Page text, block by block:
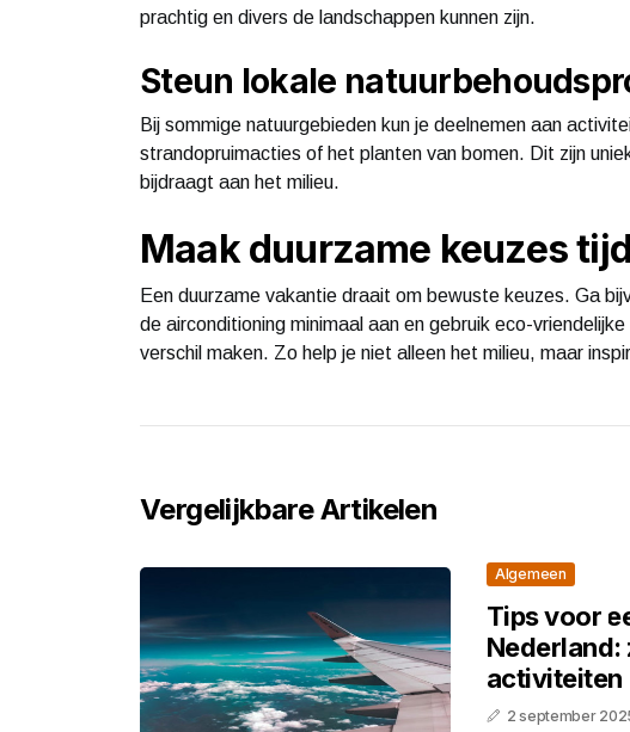
prachtig en divers de landschappen kunnen zijn.
Steun lokale
Bij sommige natuurgebieden kun je deelnemen aan
strandopruimacties of het planten van bomen. Dit zijn
bijdraagt aan het milieu.
Maak duurzame keuzes
Een duurzame vakantie draait om bewuste keuzes. Ga
de airconditioning minimaal aan en gebruik eco-
verschil maken. Zo help je niet alleen het milieu, maar
Vergelijkbare Artikelen
Algemeen
Tips voor
Nederland:
activiteiten
2 september